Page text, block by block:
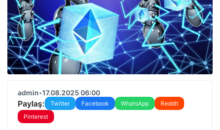
admin•17.08.2025 06:00
Paylaş: Twitter Facebook WhatsApp
Reddit
Pinterest